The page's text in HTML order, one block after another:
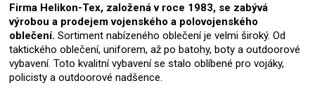
Firma Helikon-Tex, založená v roce 1983, se zabývá
výrobou a prodejem vojenského a polovojenského
oblečení. Sortiment nabízeného oblečení je velmi široký. Od
taktického oblečení, uniforem, až po batohy, boty a outdoorové
vybavení. Toto kvalitní vybavení se stalo oblíbené pro vojáky,
policisty a outdoorové nadšence.